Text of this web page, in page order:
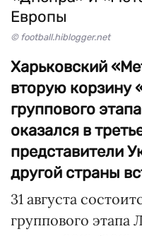
© football.hiblogger.net
Харьковский
вторую корзину
группового
оказался в
представители
другой страны
31 августа
группового этапа